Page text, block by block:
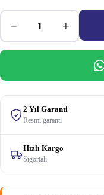
− +
2 Yıl Garanti
Resmi garanti
Hızlı Kargo
Sigortalı